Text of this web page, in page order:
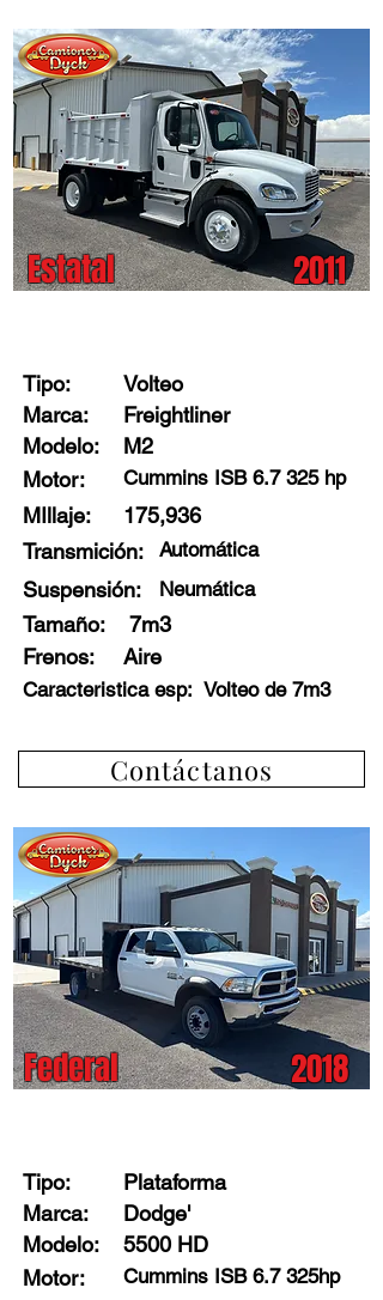
Estatal 2011
Tipo:
Volteo
Marca:
Freightliner
M2
Modelo:
Motor:
Cummins ISB 6.7 325 hp
MIllaje:
175,936
Transmición:
Automática
Suspensión: Neumática
Tamaño:
7m3
Frenos: Aire
Caracteristica esp: Volteo de 7m3
Contáctanos
Federal 2018
Tipo:
Plataforma
Marca:
Dodge'
5500 HD
Modelo:
Motor:
Cummins ISB 6.7 325hp